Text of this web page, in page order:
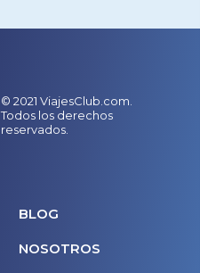
© 2021 ViajesClub.com.
Todos los derechos
reservados.
BLOG
NOSOTROS